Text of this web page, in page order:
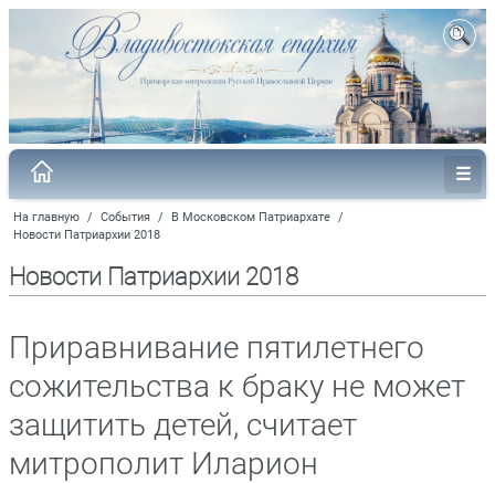
На главную / События / В Московском Патриархате /
Новости Патриархии 2018
Новости Патриархии 2018
Приравнивание пятилетнего
сожительства к браку не может
защитить детей, считает
митрополит Иларион